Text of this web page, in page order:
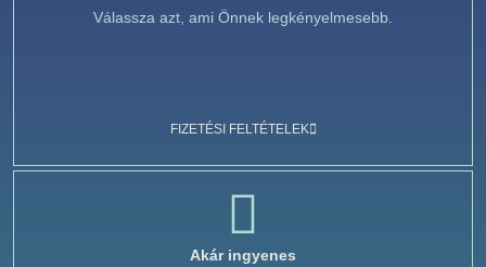
Válassza azt, ami Önnek legkényelmesebb.
FIZETÉSI FELTÉTELEK
Akár ingyenes